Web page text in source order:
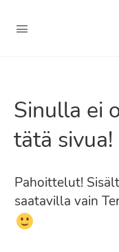
Sinulla ei
tätä sivua!
Pahoittelut!
saatavilla vain